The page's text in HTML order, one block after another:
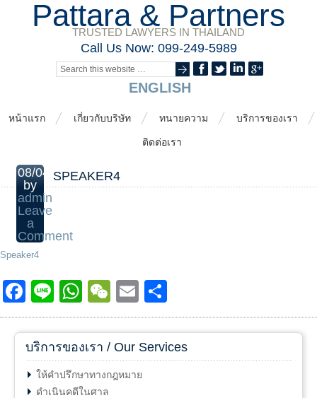
Pattara & Partners
TRUSTED LAWYERS IN THAILAND
Call Us Now: 099-249-5989
ENGLISH
หน้าแรก เกี่ยวกับบริษัท ทนายความ บริการของเรา
ติดต่อเรา
08/04/2014
by
admin
Leave
a
Comment
SPEAKER4
Speaker4
Facebook
LineWhatsApp
WeChat
Email
บริการของเรา / Our Services
ให้คำปรึกษาทางกฎหมาย
ดำเนินคดีในศาล